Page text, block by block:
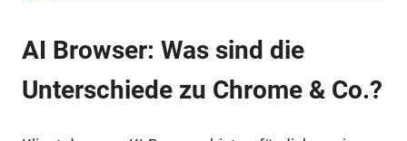
AI Browser: Was sind die
Unterschiede zu Chrome & Co.?